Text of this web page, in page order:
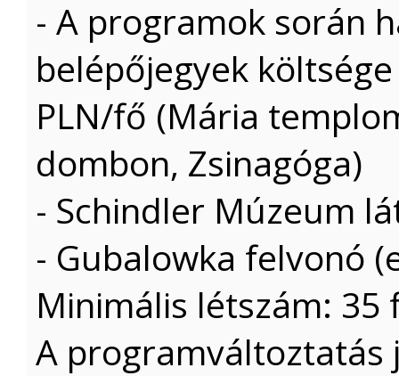
- A programok során
belépőjegyek
PLN/fő (Mária
dombon, Zsinagóga)
- Schindler Múzeum
- Gubalowka felvonó
Minimális létszám:
A